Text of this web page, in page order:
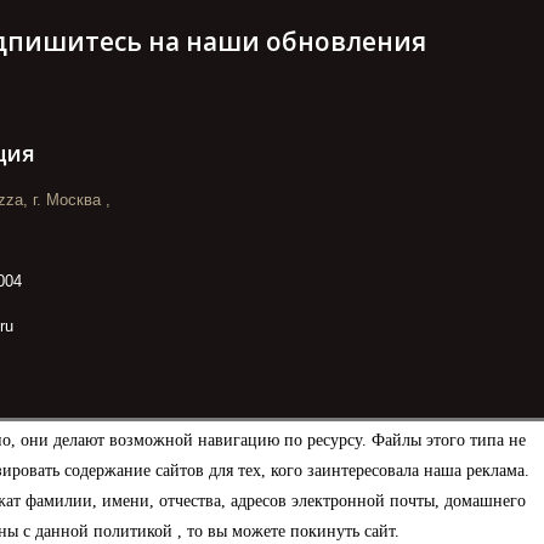
они делают возможной навигацию по ресурсу. Файлы этого типа не
содержание сайтов для тех, кого заинтересовала наша реклама.
фамилии, имени, отчества, адресов электронной почты, домашнего
с данной политикой , то вы можете покинуть сайт.
на наши обновления
г. Москва ,